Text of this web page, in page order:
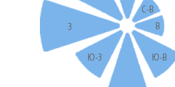
С-В
В
Ю-В
Ю-З
З